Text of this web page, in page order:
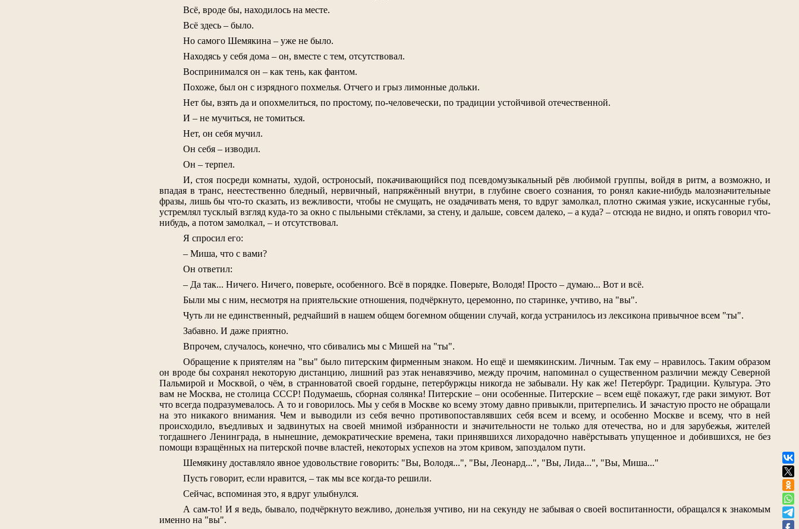
Всё, вроде бы, находилось на месте.
Всё здесь – было.
Но самого Шемякина – уже не было.
Находясь у себя дома – он, вместе с тем, отсутствовал.
Воспринимался он – как тень, как фантом.
Похоже, был он с изрядного похмелья. Отчего и грыз лимонные дольки.
Нет бы, взять да и опохмелиться, по простому, по-человечески, по традиции устойчивой отечественной.
И – не мучиться, не томиться.
Нет, он себя мучил.
Он себя – изводил.
Он – терпел.
И, стоя посреди комнаты, худой, остроносый, покачивающийся под псевдомузыкальный рёв любимой группы, войдя в ритм, а возможно, и
впадая в транс, неестественно бледный, нервичный, напряжённый внутри, в глубине своего сознания, то ронял какие-нибудь малозначительные
фразы, лишь бы что-то сказать, из вежливости, чтобы не смущать, не озадачивать меня, то вдруг замолкал, плотно сжимая узкие, искусанные губы,
устремлял тусклый взгляд куда-то за окно с пыльными стёклами, за стену, и дальше, совсем далеко, – а куда? – отсюда не видно, и опять говорил что-
нибудь, а потом замолкал, – и отсутствовал.
Я спросил его:
– Миша, что с вами?
Он ответил:
– Да так... Ничего. Ничего, поверьте, особенного. Всё в порядке. Поверьте, Володя! Просто – думаю... Вот и всё.
Были мы с ним, несмотря на приятельские отношения, подчёркнуто, церемонно, по старинке, учтиво, на "вы".
Чуть ли не единственный, редчайший в нашем общем богемном общении случай, когда устранилось из лексикона привычное всем "ты".
Забавно. И даже приятно.
Впрочем, случалось, конечно, что сбивались мы с Мишей на "ты".
Обращение к приятелям на "вы" было питерским фирменным знаком. Но ещё и шемякинским. Личным. Так ему – нравилось. Таким образом
он вроде бы сохранял некоторую дистанцию, лишний раз этак ненавязчиво, между прочим, напоминал о существенном различии между Северной
Пальмирой и Москвой, о чём, в странноватой своей гордыне, петербуржцы никогда не забывали. Ну как же! Петербург. Традиции. Культура. Это
вам не Москва, не столица СССР! Подумаешь, сборная солянка! Питерские – они особенные. Питерские – всем ещё покажут, где раки зимуют. Вот
что всегда подразумевалось. А то и говорилось. Мы у себя в Москве ко всему этому давно привыкли, притерпелись. И зачастую просто не обращали
на это никакого внимания. Чем и выводили из себя вечно противопоставлявших себя всем и всему, и особенно Москве и всему, что в ней
происходило, въедливых и задвинутых на своей мнимой избранности и значительности не только для отечества, но и для зарубежья, жителей
тогдашнего Ленинграда, в нынешние, демократические времена, таки принявшихся лихорадочно навёрстывать упущенное и добившихся, не без
помощи взращённых на питерской почве властей, некоторых успехов на этом кривом, запоздалом пути.
Шемякину доставляло явное удовольствие говорить: "Вы, Володя...", "Вы, Леонард...", "Вы, Лида...", "Вы, Миша..."
Пусть говорит, если нравится, – так мы все когда-то решили.
Сейчас, вспоминая это, я вдруг улыбнулся.
А сам-то! И я ведь, бывало, подчёркнуто вежливо, донельзя учтиво, ни на секунду не забывая о своей воспитанности, обращался к знакомым
именно на "вы".